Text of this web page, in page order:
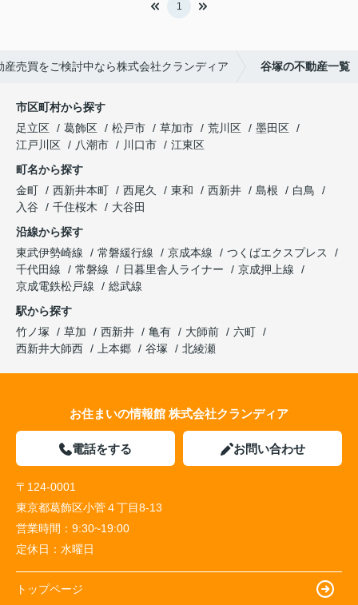
1
産売買をご検討中なら株式会社クランディア 谷塚の不動産一覧
市区町村から探す
足立区
葛飾区 松戸市 草加市 荒川区
墨田区
江戸川区
八潮市 川口市
江東区
町名から探す
金町
西新井本町 西尾久 東和 西新井 島根
白鳥
入谷
千住桜木
大谷田
沿線から探す
東武伊勢崎線
常磐緩行線 京成本線
つくばエクスプレス
千代田線
常磐線 日暮里舎人ライナー
京成押上線
京成電鉄松戸線
総武線
駅から探す
竹ノ塚
草加 西新井 亀有 大師前
六町
西新井大師西
上本郷 谷塚 北綾瀬
お住まいの情報館 株式会社クランディア
電話をする お問い合わせ
〒124-0001
東京都葛飾区小菅４丁目8-13
営業時間： 9:30~19:00
定休日： 水曜日
トップページ